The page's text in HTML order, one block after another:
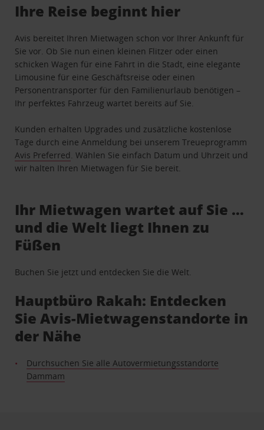
Ihre Reise beginnt hier
Avis bereitet Ihren Mietwagen schon vor Ihrer Ankunft für
Sie vor. Ob Sie nun einen kleinen Flitzer oder einen
schicken Wagen für eine Fahrt in die Stadt, eine elegante
Limousine für eine Geschäftsreise oder einen
Personentransporter für den Familienurlaub benötigen –
Ihr perfektes Fahrzeug wartet bereits auf Sie.
Kunden erhalten Upgrades und zusätzliche kostenlose
Tage durch eine Anmeldung bei unserem Treueprogramm
Avis Preferred . Wählen Sie einfach Datum und Uhrzeit und
wir halten Ihren Mietwagen für Sie bereit.
Ihr Mietwagen wartet auf Sie …
und die Welt liegt Ihnen zu
Füßen
Buchen Sie jetzt und entdecken Sie die Welt.
Hauptbüro Rakah: Entdecken
Sie Avis-Mietwagenstandorte in
der Nähe
Durchsuchen Sie alle Autovermietungsstandorte
Dammam